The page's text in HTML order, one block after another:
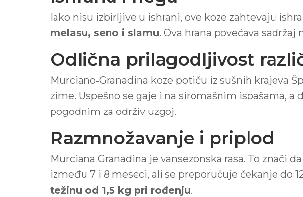
Iako nisu izbirljive u ishrani, ove koze zahtevaju
melasu, seno i slamu. Ova hrana povećava
Odlična prilagodljivost
Murciano‑Granadina koze potiču iz sušnih krajeva
zime. Uspešno se gaje i na siromašnim ispašama,
pogodnim za održiv uzgoj.
Razmnožavanje i priplod
Murciana Granadina je vansezonska rasa. To znači
između 7 i 8 meseci, ali se preporučuje čekanje do
težinu od 1,5 kg pri rođenju.